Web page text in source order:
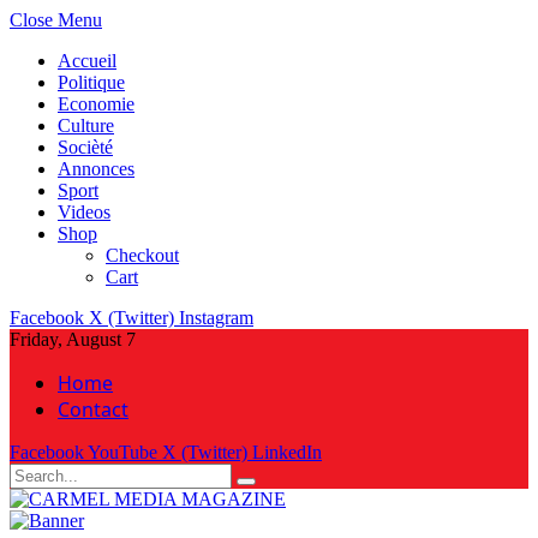
Close Menu
Accueil
Politique
Economie
Culture
Socièté
Annonces
Sport
Videos
Shop
Checkout
Cart
Facebook X (Twitter) Instagram
Friday, August 7
Home
Contact
FacebookYouTube X (Twitter) LinkedIn